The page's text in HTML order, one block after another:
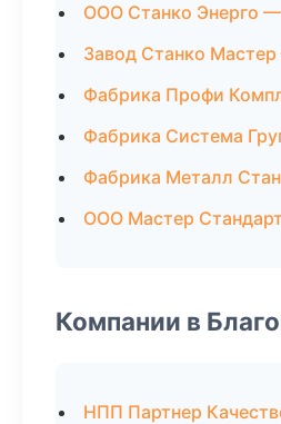
ООО Станко Энерго
Завод Станко
Фабрика Профи
Фабрика Система
Фабрика Металл
ООО Мастер
Компании в
НПП Партнер